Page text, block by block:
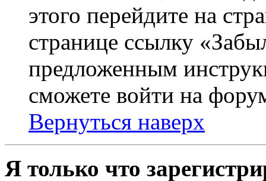
этого перейдите на
странице ссылку
предложенным
сможете войти на
Вернуться наверх
Я только что